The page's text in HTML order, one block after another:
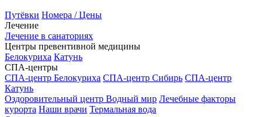
Путёвки Номера / Цены
Лечение
Лечение в санаториях
Центры превентивной медицины
Белокуриха Катунь
СПА-центры
СПА-центр Белокуриха СПА-центр Сибирь СПА-центр
Катунь
Оздоровительный центр Водный мир Лечебные факторы
курорта Наши врачи Термальная вода